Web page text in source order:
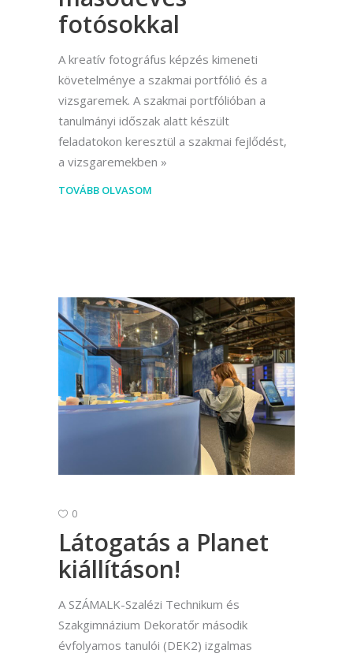
fotósokkal
A kreatív fotográfus képzés kimeneti
követelménye a szakmai portfólió és a
vizsgaremek. A szakmai portfólióban a
tanulmányi időszak alatt készült
feladatokon keresztül a szakmai fejlődést,
a vizsgaremekben
TOVÁBB OLVASOM
0
Látogatás a Planet
kiállításon!
A SZÁMALK-Szalézi Technikum és
Szakgimnázium Dekoratőr második
évfolyamos tanulói (DEK2) izgalmas